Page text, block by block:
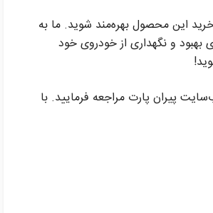
این محصول بهره‌مند شوید. ما به
و نگهداری از خودروی خود
پیران پارت مراجعه فرمایید. با